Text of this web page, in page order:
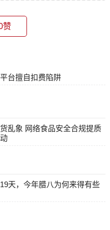
赞
台擅自扣费陷阱
乱象 网络食品安全合规提质
天，今年腊八为何来得有些